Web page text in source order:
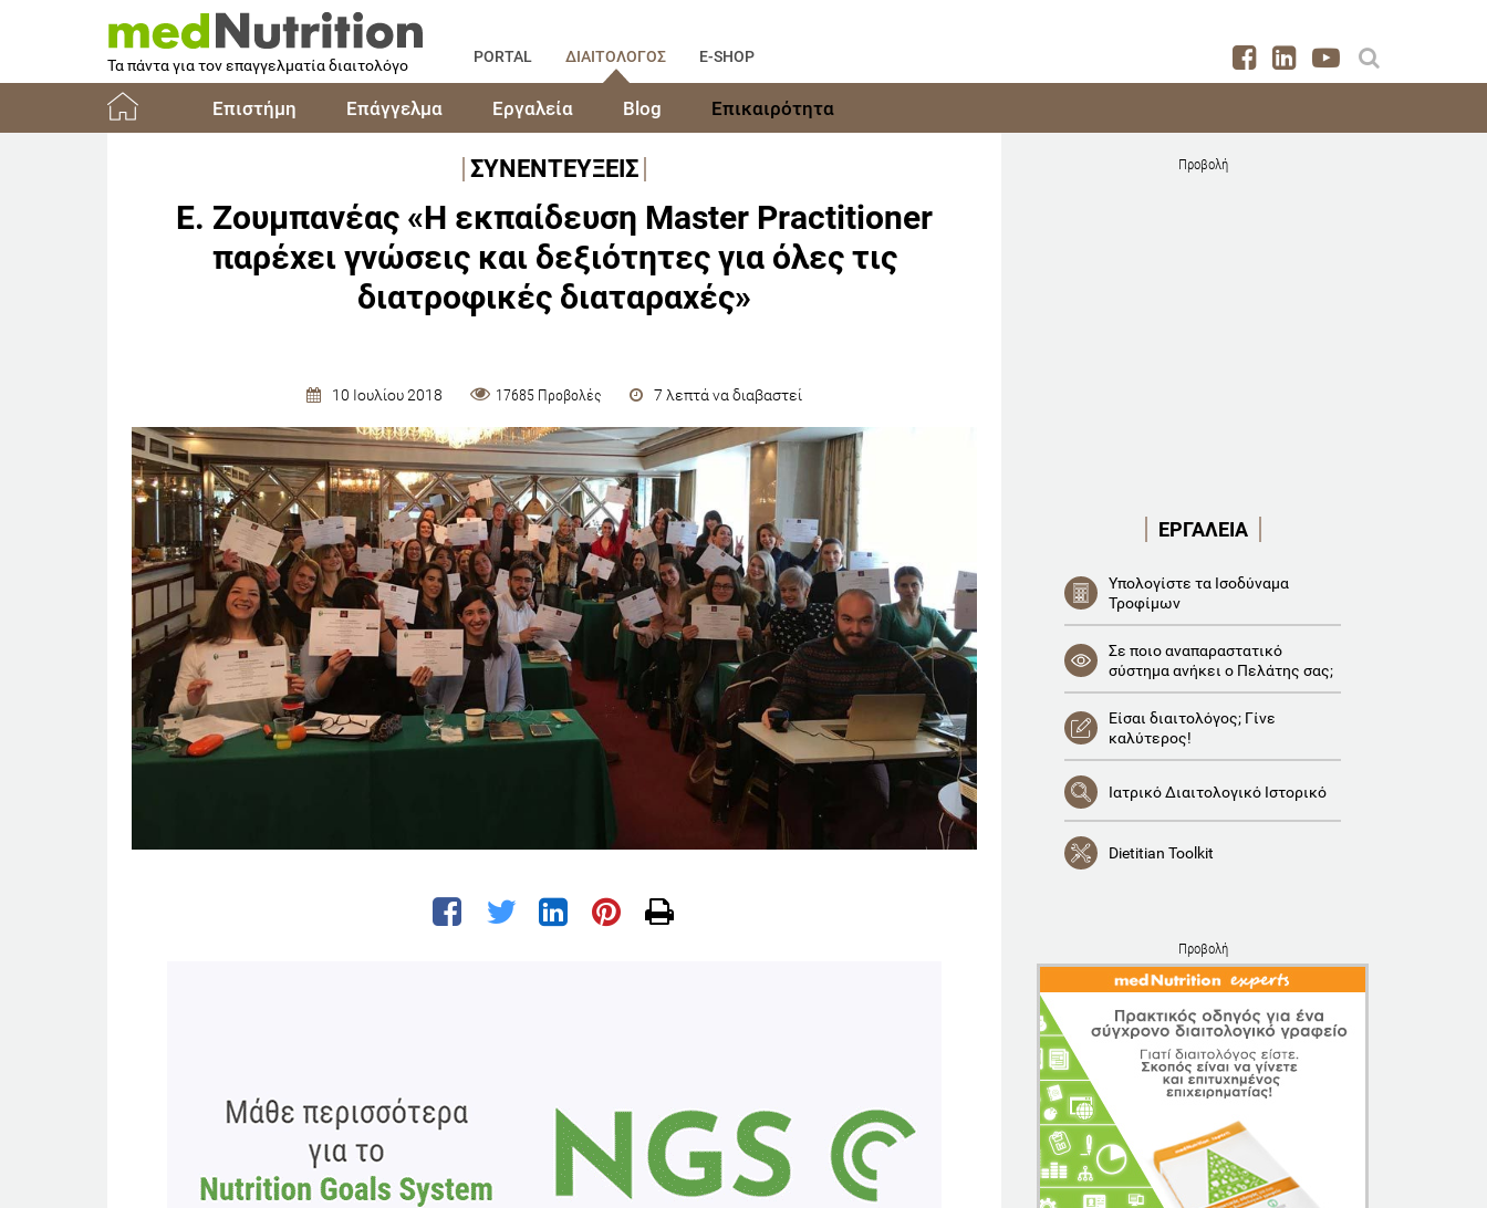
Τα πάντα για τον επαγγελματία διαιτολόγο PORTAL ΔΙΑΙΤΟΛΟΓΟΣ E-SHOP
Επιστήμη Επάγγελμα Εργαλεία Blog Επικαιρότητα
ΣΥΝΕΝΤΕΥΞΕΙΣ
Ε. Ζουμπανέας «Η εκπαίδευση Master Practitioner
παρέχει γνώσεις και δεξιότητες για όλες τις
διατροφικές διαταραχές»
10 Ιουλίου 2018 17685 Προβολές 7 λεπτά να διαβαστεί
Προβολή
ΕΡΓΑΛΕΙΑ
Υπολογίστε τα Ισοδύναμα
Τροφίμων
Σε ποιο αναπαραστατικό
σύστημα ανήκει ο Πελάτης σας;
Είσαι διαιτολόγος; Γίνε
καλύτερος!
Ιατρικό Διαιτολογικό Ιστορικό
Dietitian Toolkit
Προβολή